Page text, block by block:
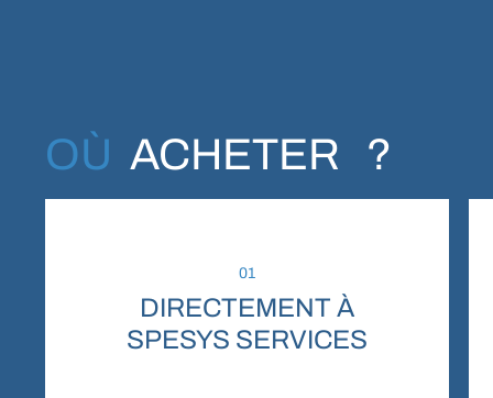
OÙ ACHETER ?
01
DIRECTEMENT À
SPESYS SERVICES